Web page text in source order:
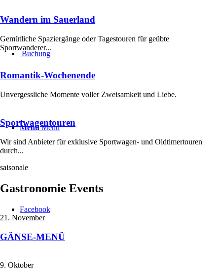
Buchung
Menü Menü
Facebook
Wandern im Sauerland
Gemütliche Spaziergänge oder Tagestouren für geübte
Sportwanderer...
Romantik-Wochenende
Unvergessliche Momente voller Zweisamkeit und Liebe.
Sportwagentouren
Wir sind Anbieter für exklusive Sportwagen- und Oldtimertouren
durch...
saisonale
Gastronomie Events
21. November
GÄNSE-MENÜ
9. Oktober